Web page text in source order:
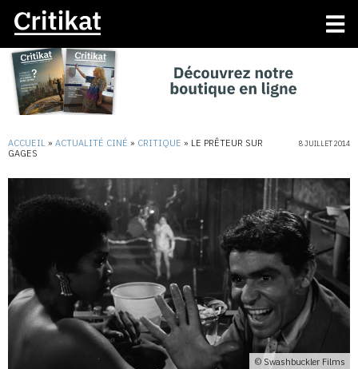
ACCUEIL » ACTUALITÉ CINÉ » CRITIQUE » LE PRÊTEUR SUR
GAGES
8 JUILLET 2014
© Swashbuckler Films